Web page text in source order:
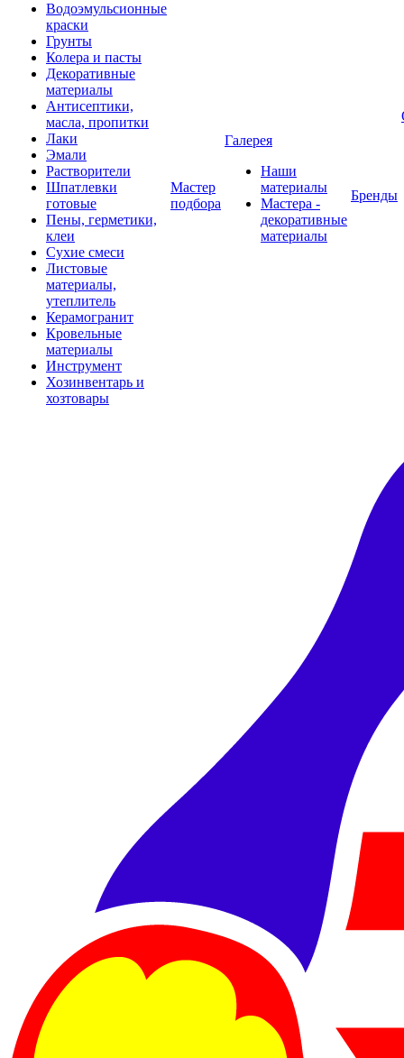
Водоэмульсионные
краски
Грунты
Колера и пасты
Декоративные
материалы
Антисептики,
масла, пропитки
Лаки
Эмали
Растворители
Шпатлевки
готовые
Пены, герметики,
клеи
Сухие смеси
Листовые
материалы,
утеплитель
Керамогранит
Кровельные
материалы
Инструмент
Хозинвентарь и
хозтовары
Мастер
подбора
Галерея
Наши
материалы
Мастера -
декоративные
материалы
Бренды